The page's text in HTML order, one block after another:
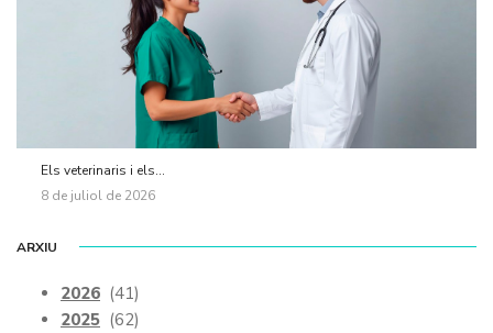
Els veterinaris i els...
8 de juliol de 2026
ARXIU
2026 (41)
2025 (62)